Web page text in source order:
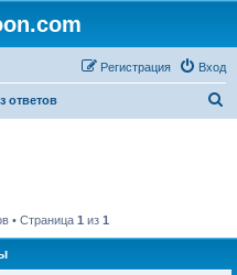
Вход
Регистрация
ответов
• Страница 1 из 1